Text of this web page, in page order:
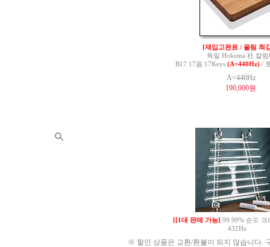
[재입고완료 / 울림 최
독일 Hokema 社 칼림
B17 17음 17Keys (A=440Hz)/
A=440Hz
190,000원
[[1대 판매 가능] 99.99% 순도 크
432Hz
※ 할인 상품은 교환/환불이 되지 않습니다.